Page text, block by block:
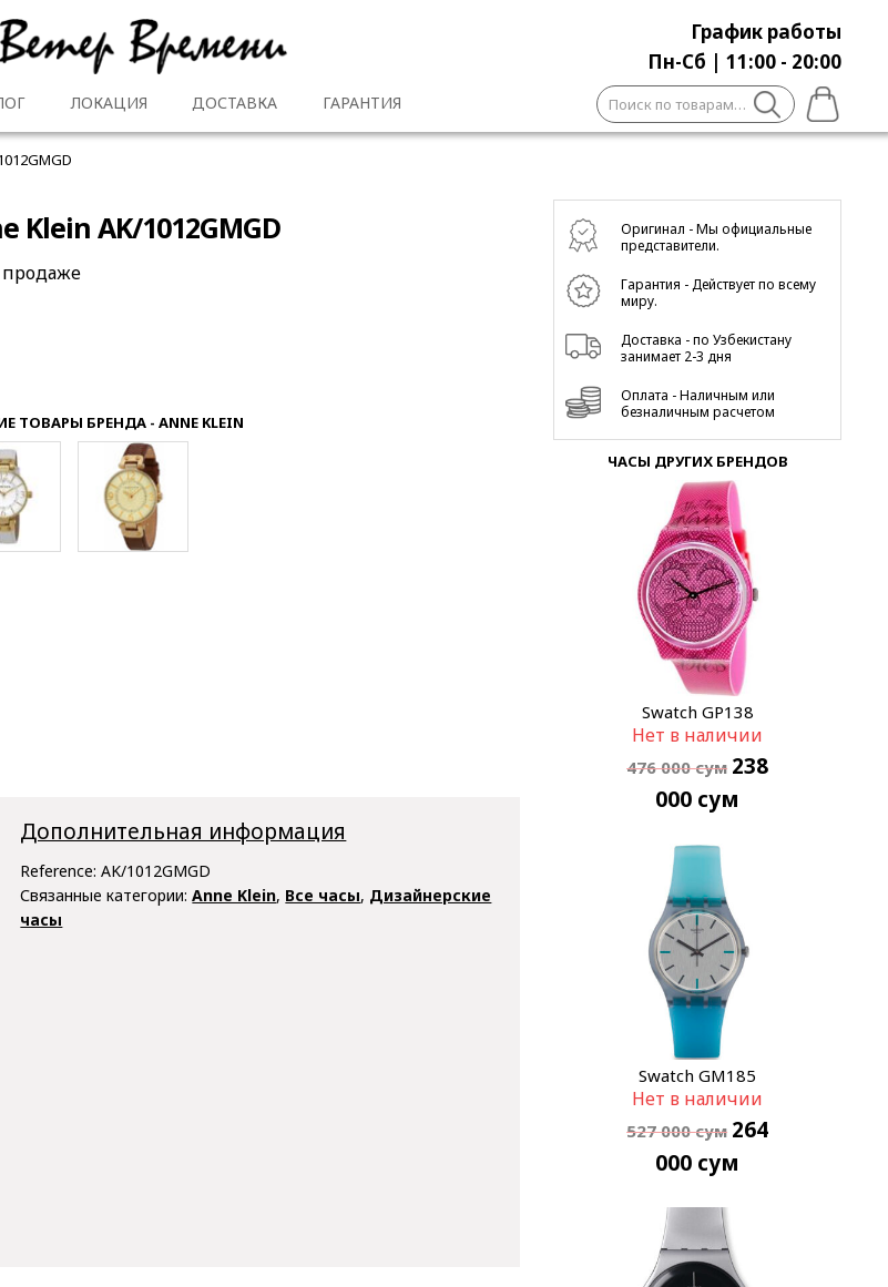
График работы
Пн-Сб | 11:00 - 20:00
ЛОКАЦИЯ ДОСТАВКА ГАРАНТИЯ Искать:
Klein AK/1012GMGD
продаже
ТОВАРЫ БРЕНДА - ANNE KLEIN
Дополнительная информация
Reference:AK/1012GMGD
Связанные категории:Anne Klein, Все часы, Дизайнерские
часы
Оригинал - Мы официальные
представители.
Гарантия - Действует по всему
миру.
Доставка - по Узбекистану
занимает 2-3 дня
Оплата - Наличным или
безналичным расчетом
ЧАСЫ ДРУГИХ БРЕНДОВ
Swatch GP138
Нет в наличии
476 000сум 238
000 сум
Swatch GM185
Нет в наличии
527 000сум 264
000 сум